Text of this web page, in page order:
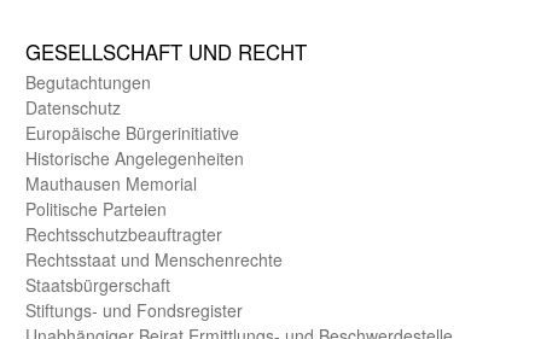
GE­SELL­SCHAFT UND RECHT
Begut­achtungen
Daten­schutz
Europäische Bürger­initiative
Historische Angelegen­heiten
Mauthausen Memorial
Politische Parteien
Rechts­schutz­beauftragter
Rechts­staat und Menschen­rechte
Staats­bürger­schaft
Stiftungs- und Fonds­register